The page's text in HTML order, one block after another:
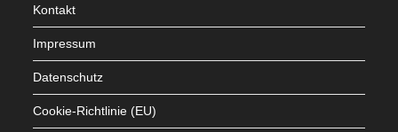
Kontakt
Impressum
Datenschutz
Cookie-Richtlinie (EU)